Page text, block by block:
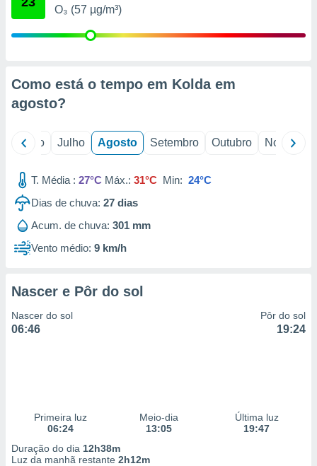
de
1199
O₃ (57 µg/m³)
Como está o tempo em Kolda em
agosto?
Junho Julho Agosto Setembro Outubro Novembro
T. Média : 27°C Máx.: 31°C Min: 24°C
Dias de chuva: 27 dias
Acum. de chuva: 301 mm
Vento médio: 9 km/h
Nascer e Pôr do sol
Nascer do sol
06:46
Pôr do sol
19:24
Primeira luz
06:24
Meio-dia
13:05
Última luz
19:47
Duração do dia 12h38m
Luz da manhã restante 2h12m